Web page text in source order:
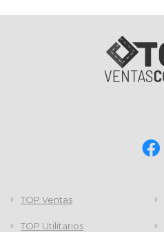
TOP Ventas
TOP Utilitarios